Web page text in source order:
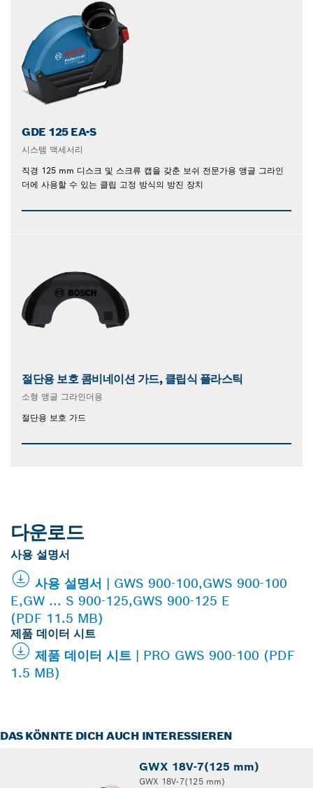
GDE 125 EA-S
시스템 액세서리
직경 125 mm 디스크 및 스크류 캡을 갖춘 보쉬 전문가용 앵글 그라인
더에 사용할 수 있는 클립 고정 방식의 방진 장치
절단용 보호 콤비네이션 가드, 클립식 플라스틱
소형 앵글 그라인더용
절단용 보호 가드
다운로드
사용 설명서
사용 설명서 | GWS 900-100,GWS 900-100
E,GW ... S 900-125,GWS 900-125 E
(PDF 11.5 MB)
제품 데이터 시트
제품 데이터 시트 | PRO GWS 900-100 (PDF
1.5 MB)
DAS KÖNNTE DICH AUCH INTERESSIEREN
GWX 18V-7(125 mm)
GWX 18V-7(125 mm)